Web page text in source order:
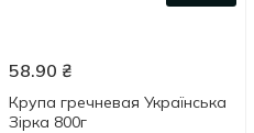
58.90 ₴
Крупа гречневая Українська
Зірка 800г